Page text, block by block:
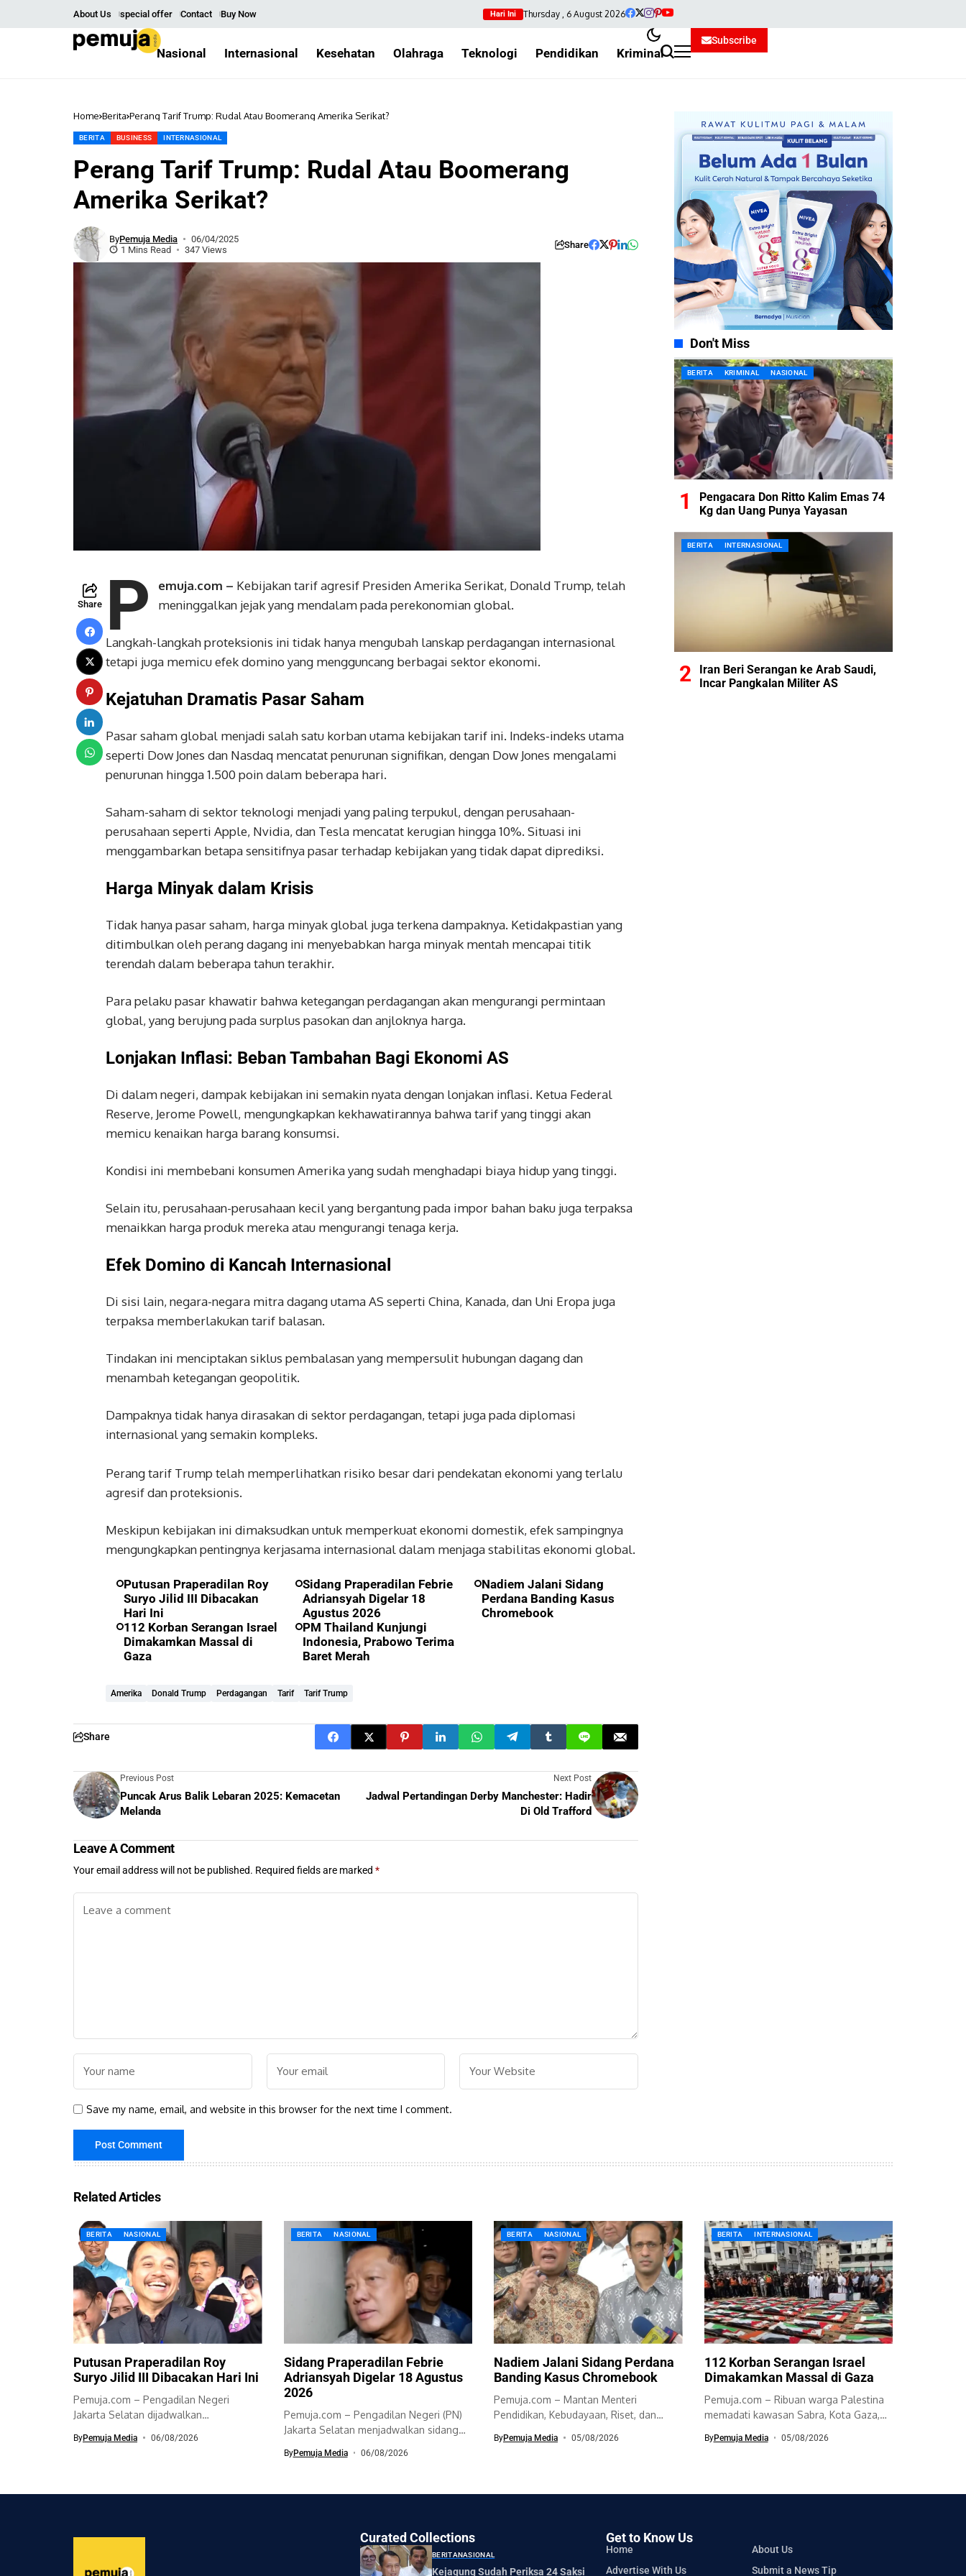
About Us special offer Contact Buy Now Hari Ini Thursday , 6 August 2026
Nasional Internasional Kesehatan Olahraga Teknologi Pendidikan Kriminal
Subscribe
Home Berita Perang Tarif Trump: Rudal Atau Boomerang Amerika Serikat?
BERITA BUSINESS INTERNASIONAL
Perang Tarif Trump: Rudal Atau Boomerang
Amerika Serikat?
ByPemuja Media
06/04/2025
1 Mins Read
347 Views Share
Share P emuja.com – Kebijakan tarif agresif Presiden Amerika Serikat, Donald Trump, telah
meninggalkan jejak yang mendalam pada perekonomian global.
Langkah-langkah proteksionis ini tidak hanya mengubah lanskap perdagangan internasional
tetapi juga memicu efek domino yang mengguncang berbagai sektor ekonomi.
Kejatuhan Dramatis Pasar Saham
Pasar saham global menjadi salah satu korban utama kebijakan tarif ini. Indeks-indeks utama
seperti Dow Jones dan Nasdaq mencatat penurunan signifikan, dengan Dow Jones mengalami
penurunan hingga 1.500 poin dalam beberapa hari.
Saham-saham di sektor teknologi menjadi yang paling terpukul, dengan perusahaan-
perusahaan seperti Apple, Nvidia, dan Tesla mencatat kerugian hingga 10%. Situasi ini
menggambarkan betapa sensitifnya pasar terhadap kebijakan yang tidak dapat diprediksi.
Harga Minyak dalam Krisis
Tidak hanya pasar saham, harga minyak global juga terkena dampaknya. Ketidakpastian yang
ditimbulkan oleh perang dagang ini menyebabkan harga minyak mentah mencapai titik
terendah dalam beberapa tahun terakhir.
Para pelaku pasar khawatir bahwa ketegangan perdagangan akan mengurangi permintaan
global, yang berujung pada surplus pasokan dan anjloknya harga.
Lonjakan Inflasi: Beban Tambahan Bagi Ekonomi AS
Di dalam negeri, dampak kebijakan ini semakin nyata dengan lonjakan inflasi. Ketua Federal
Reserve, Jerome Powell, mengungkapkan kekhawatirannya bahwa tarif yang tinggi akan
memicu kenaikan harga barang konsumsi.
Kondisi ini membebani konsumen Amerika yang sudah menghadapi biaya hidup yang tinggi.
Selain itu, perusahaan-perusahaan kecil yang bergantung pada impor bahan baku juga terpaksa
menaikkan harga produk mereka atau mengurangi tenaga kerja.
Efek Domino di Kancah Internasional
Di sisi lain, negara-negara mitra dagang utama AS seperti China, Kanada, dan Uni Eropa juga
terpaksa memberlakukan tarif balasan.
Tindakan ini menciptakan siklus pembalasan yang mempersulit hubungan dagang dan
menambah ketegangan geopolitik.
Dampaknya tidak hanya dirasakan di sektor perdagangan, tetapi juga pada diplomasi
internasional yang semakin kompleks.
Perang tarif Trump telah memperlihatkan risiko besar dari pendekatan ekonomi yang terlalu
agresif dan proteksionis.
Meskipun kebijakan ini dimaksudkan untuk memperkuat ekonomi domestik, efek sampingnya
mengungkapkan pentingnya kerjasama internasional dalam menjaga stabilitas ekonomi global.
Putusan Praperadilan Roy
Suryo Jilid III Dibacakan
Hari Ini
Sidang Praperadilan Febrie
Adriansyah Digelar 18
Agustus 2026
Nadiem Jalani Sidang
Perdana Banding Kasus
Chromebook
112 Korban Serangan Israel
Dimakamkan Massal di
Gaza
PM Thailand Kunjungi
Indonesia, Prabowo Terima
Baret Merah
Amerika Donald Trump Perdagangan Tarif Tarif Trump
Share
Previous Post
Puncak Arus Balik Lebaran 2025: Kemacetan
Melanda
Next Post
Jadwal Pertandingan Derby Manchester: Hadir
Di Old Trafford
Leave A Comment
Your email address will not be published. Required fields are marked *
Save my name, email, and website in this browser for the next time I comment.
Don't Miss
BERITA KRIMINAL NASIONAL
Pengacara Don Ritto Kalim Emas 74
Kg dan Uang Punya Yayasan
BERITA INTERNASIONAL
Iran Beri Serangan ke Arab Saudi,
Incar Pangkalan Militer AS
Related Articles
BERITA NASIONAL
Putusan Praperadilan Roy
Suryo Jilid III Dibacakan Hari Ini
Pemuja.com – Pengadilan Negeri
Jakarta Selatan dijadwalkan
praperadilan jilid...
ByPemuja Media 06/08/2026
BERITA NASIONAL
Sidang Praperadilan Febrie
Adriansyah Digelar 18 Agustus
2026
Pemuja.com – Pengadilan Negeri (PN)
Jakarta Selatan menjadwalkan sidang
ByPemuja Media 06/08/2026
BERITA NASIONAL
Nadiem Jalani Sidang Perdana
Banding Kasus Chromebook
Pemuja.com – Mantan Menteri
Pendidikan, Kebudayaan, Riset, dan
Makarim,...
ByPemuja Media 05/08/2026
BERITA INTERNASIONAL
112 Korban Serangan Israel
Dimakamkan Massal di Gaza
Pemuja.com – Ribuan warga Palestina
memadati kawasan Sabra, Kota Gaza,
ByPemuja Media 05/08/2026
Curated Collections
BERITANASIONAL
Kejagung Sudah Periksa 24 Saksi
Get to Know Us
Home
About Us
Advertise With Us
Submit a News Tip